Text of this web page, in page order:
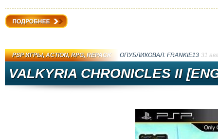
PSP ИГРЫ,ACTION,RPG,REPACK ОПУБЛИКОВАЛ: FRANKIE13 31
VALKYRIA CHRONICLES II